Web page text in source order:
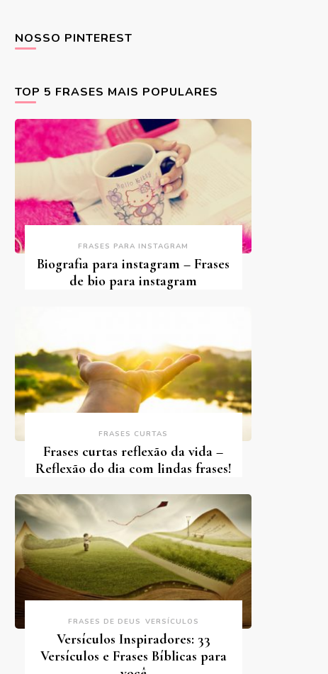
NOSSO PINTEREST
TOP 5 FRASES MAIS POPULARES
FRASES PARA INSTAGRAM
Biografia para instagram – Frases
de bio para instagram
FRASES CURTAS
Frases curtas reflexão da vida –
Reflexão do dia com lindas frases!
FRASES DE DEUS VERSÍCULOS
Versículos Inspiradores: 33
Versículos e Frases Bíblicas para